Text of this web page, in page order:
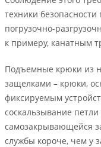
техники
погрузочно-
к примеру, канатным
Подъемные крюки из
защелками – крюки,
фиксируемым
соскальзывание
самозакрывающейся
службы короче, чем у